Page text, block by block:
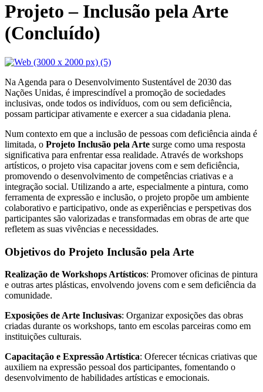
Projeto – Inclusão pela Arte
(Concluído)
Na Agenda para o Desenvolvimento Sustentável de 2030 das
Nações Unidas, é imprescindível a promoção de sociedades
inclusivas, onde todos os indivíduos, com ou sem deficiência,
possam participar ativamente e exercer a sua cidadania plena.
Num contexto em que a inclusão de pessoas com deficiência ainda é
limitada, o Projeto Inclusão pela Arte surge como uma resposta
significativa para enfrentar essa realidade. Através de workshops
artísticos, o projeto visa capacitar jovens com e sem deficiência,
promovendo o desenvolvimento de competências criativas e a
integração social. Utilizando a arte, especialmente a pintura, como
ferramenta de expressão e inclusão, o projeto propõe um ambiente
colaborativo e participativo, onde as experiências e perspetivas dos
participantes são valorizadas e transformadas em obras de arte que
refletem as suas vivências e necessidades.
Objetivos do Projeto Inclusão pela Arte
Realização de Workshops Artísticos: Promover oficinas de pintura
e outras artes plásticas, envolvendo jovens com e sem deficiência da
comunidade.
Exposições de Arte Inclusivas: Organizar exposições das obras
criadas durante os workshops, tanto em escolas parceiras como em
instituições culturais.
Capacitação e Expressão Artística: Oferecer técnicas criativas que
auxiliem na expressão pessoal dos participantes, fomentando o
desenvolvimento de habilidades artísticas e emocionais.